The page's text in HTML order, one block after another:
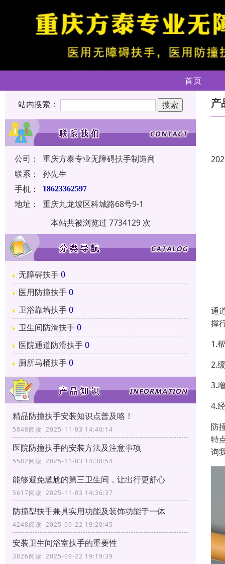
首页
站内搜索：
公司：
重庆方泰专业无障碍扶手制造商
联系：
孙先生
手机：
18623362597
地址：
重庆九龙坡区科城路68号9-1
本站共被浏览过 7734129 次
无障碍扶手0
医用防撞扶手0
卫浴靠墙扶手0
卫生间防滑扶手0
医院通道防滑扶手0
厕所马桶扶手0
精品防撞扶手安装知识点普及咯！
5848阅读 2025-11-03 14:40:14
医院防撞扶手的安装方法及注意事项
5582阅读 2025-11-03 14:38:54
能够避免尴尬的第三卫生间，让出行更舒心
5617阅读 2025-11-03 14:36:37
防撞型扶手兼具实用功能及装饰功能于一体
4248阅读 2025-09-22 19:20:45
安装卫生间浴室扶手的重要性
3826阅读 2025-09-22 19:19:39
产
通
撑
1.
2.
3.
4.
防
特
询